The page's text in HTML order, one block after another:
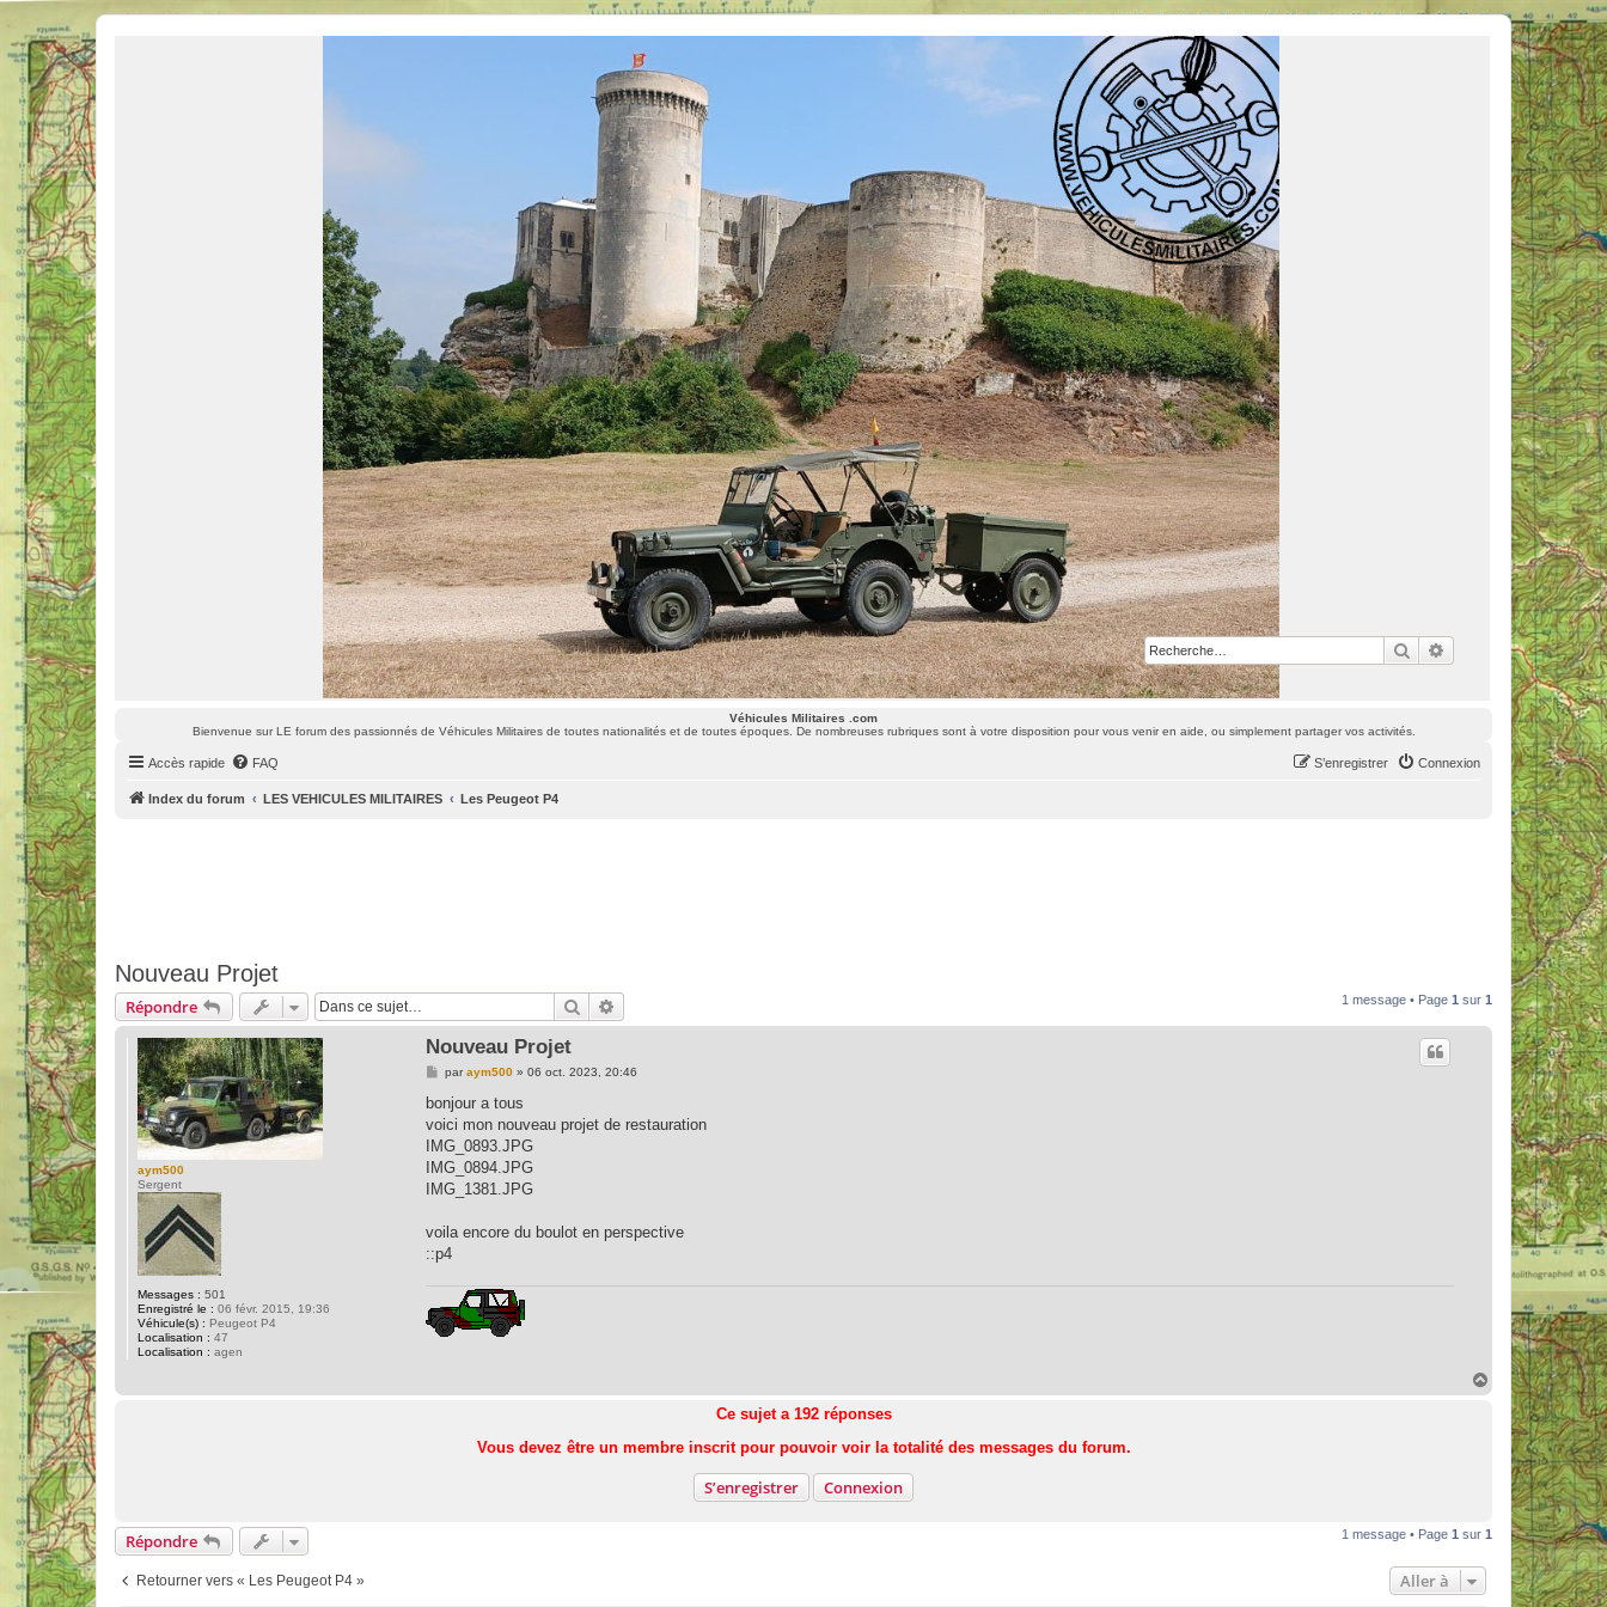
RechercherRecherche avancée
Bienvenue sur LE forum des passionnés de Véhicules Militaires de toutes nationalités et de toutes époques. De nombreuses rubriques sont à votre disposition pour vous venir en aide, ou simplement partager vos activités.
Véhicules Militaires .com
Bienvenue sur LE forum des passionnés de Véhicules Militaires de toutes nationalités et de toutes époques. De nombreuses rubriques sont à votre disposition pour vous venir en aide, ou simplement partager vos activités.
Accès rapide FAQ Connexion
S’enregistrer
Index du forum LES VEHICULES MILITAIRES Les Peugeot P4
Nouveau Projet
Répondre Rechercher 1 message • Page 1 sur 1
aym500
Sergent
Messages : 501
Enregistré le : 06 févr. 2015, 19:36
Véhicule(s) : Peugeot P4
Localisation : 47
Localisation : agen
Nouveau Projet
M
s
a
g
paraym500» 06 oct. 2023, 20:46
bonjour a tous
voici mon nouveau projet de restauration
IMG_0893.JPG
IMG_0894.JPG
IMG_1381.JPG
voila encore du boulot en perspective
::p4
Ce sujet a 192réponses
Vous devez être un membre inscrit pour pouvoir voir la totalité des messages du forum.
S’enregistrer Connexion
Répondre 1 message • Page 1 sur 1
Retourner vers « Les Peugeot P4 » Aller à